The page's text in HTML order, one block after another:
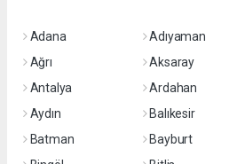
Adana Adıyaman
Ağrı
Aksaray
Antalya
Ardahan
Aydın
Balıkesir
Batman
Bayburt